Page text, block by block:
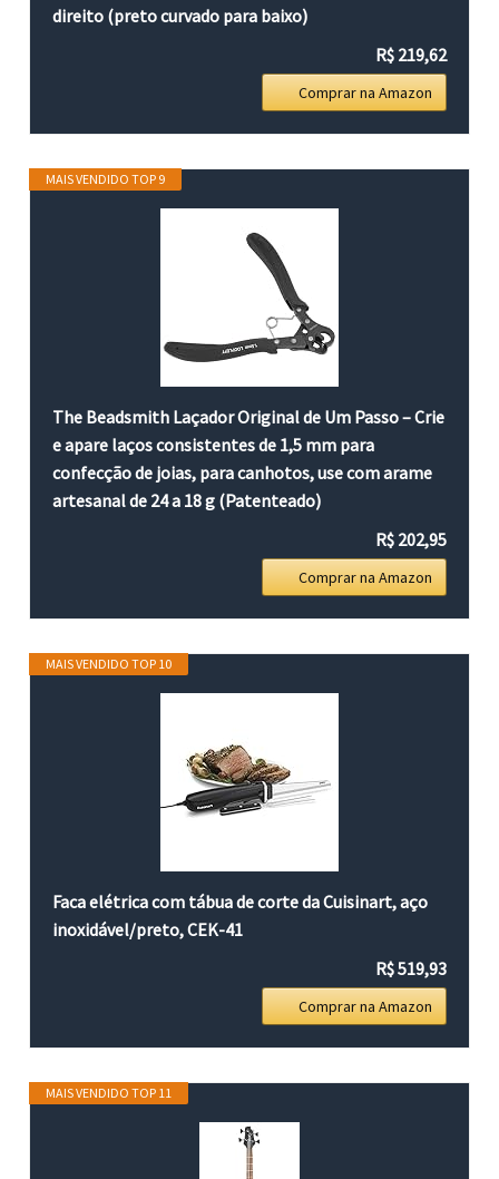
direito (preto curvado para baixo)
R$ 219,62
Comprar na Amazon
MAIS VENDIDO TOP 9
The Beadsmith Laçador Original de Um Passo – Crie
e apare laços consistentes de 1,5 mm para
confecção de joias, para canhotos, use com arame
artesanal de 24 a 18 g (Patenteado)
R$ 202,95
Comprar na Amazon
MAIS VENDIDO TOP 10
Faca elétrica com tábua de corte da Cuisinart, aço
inoxidável/preto, CEK-41
R$ 519,93
Comprar na Amazon
MAIS VENDIDO TOP 11